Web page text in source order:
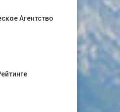
Агентство